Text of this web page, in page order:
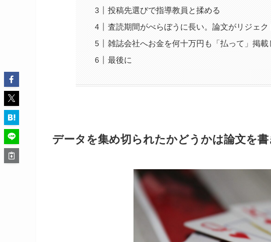
投稿先選びで指導教員と揉める
査読期間がべらぼうに長い。論文がリジェク
雑誌会社へお金を何十万円も「払って」掲載
最後に
データを集め切られたかどうかは論文を